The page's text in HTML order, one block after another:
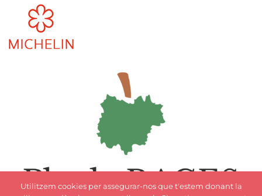
Utilitzem cookies per assegurar-nos que t'estem donant la